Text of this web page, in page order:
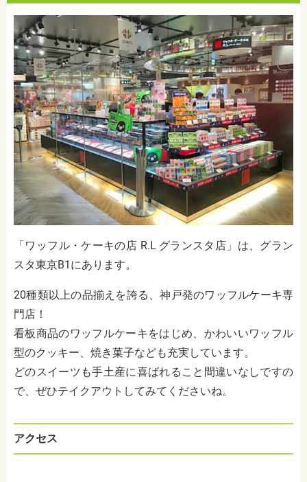
「ワッフル・ケーキの店 R.L グランスタ店」は、グラン
スタ東京B1にあります。
20種類以上の品揃えを誇る、神戸発のワッフルケーキ専
門店！
看板商品のワッフルケーキをはじめ、かわいいワッフル
型のクッキー、焼き菓子なども充実しています。
どのスイーツも手土産に喜ばれること間違いなしですの
で、ぜひテイクアウトしてみてくださいね。
アクセス